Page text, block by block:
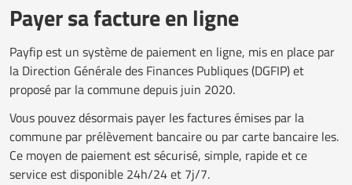
Payer sa facture en ligne
Payfip est un système de paiement en ligne, mis en place par
la Direction Générale des Finances Publiques (DGFIP) et
proposé par la commune depuis juin 2020.
Vous pouvez désormais payer les factures émises par la
commune par prélèvement bancaire ou par carte bancaire les.
Ce moyen de paiement est sécurisé, simple, rapide et ce
service est disponible 24h/24 et 7j/7.